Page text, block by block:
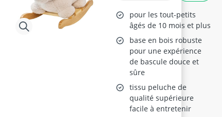
pour les tout-petits
âgés de 10 mois et plus
base en bois robuste
pour une expérience
de bascule douce et
sûre
tissu peluche de
qualité supérieure
facile à entretenir